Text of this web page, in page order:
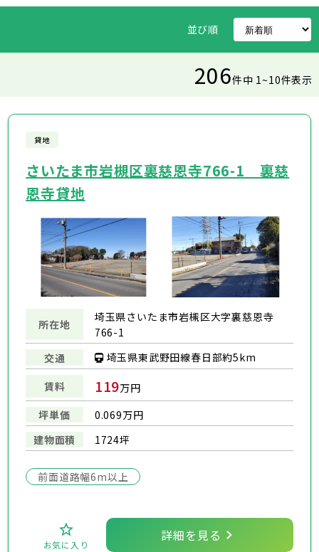
並び順
206件中 1~10件表示
貸地
さいたま市岩槻区裏慈恩寺766-1 裏慈
恩寺貸地
所在地
埼玉県さいたま市岩槻区大字裏慈恩寺
766-1
交通
埼玉県東武野田線春日部約5km
賃料 119万円
坪単価
0.069万円
建物面積
1724坪
前面道路幅6m以上
お気に入り
詳細を見る